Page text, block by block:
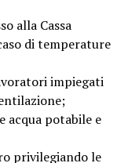
alla Cassa
di temperature
impiegati
acqua potabile e
privilegiando le